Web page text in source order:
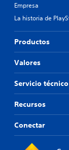
Empresa
La historia de
Productos
Valores
Servicio técnico
Recursos
Conectar